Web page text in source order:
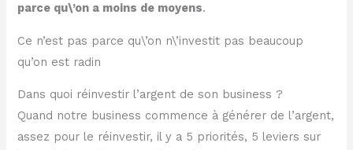
parce qu\’on a moins de moyens.
Ce n’est pas parce qu\’on n\’investit pas beaucoup
qu’on est radin
Dans quoi réinvestir l’argent de son business ?
Quand notre business commence à générer de l’argent,
assez pour le réinvestir, il y a 5 priorités, 5 leviers sur